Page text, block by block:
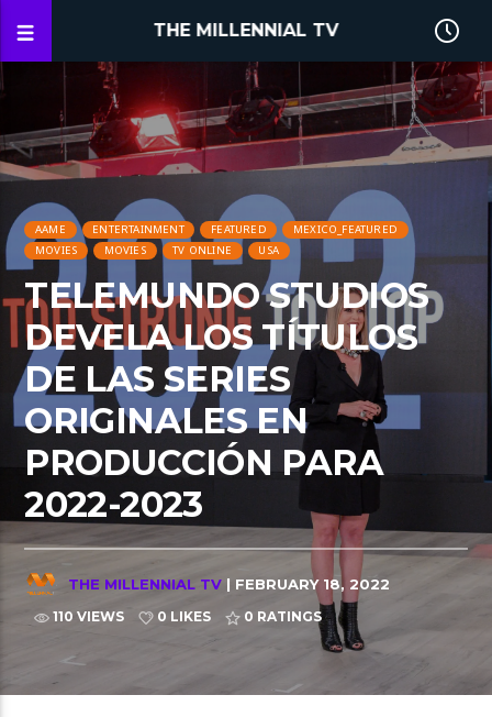
THE MILLENNIAL TV
AAME ENTERTAINMENT FEATURED
MEXICO_FEATURED
MOVIES
MOVIES TV ONLINE USA
TELEMUNDO STUDIOS
DEVELA LOS TÍTULOS
DE LAS SERIES
ORIGINALES EN
PRODUCCIÓN PARA
2022-2023
THE MILLENNIAL TV | FEBRUARY 18, 2022
110 VIEWS 0 LIKES 0 RATINGS